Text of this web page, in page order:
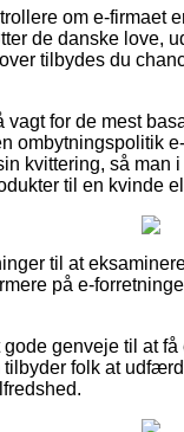
om e-firmaet
de danske love,
tilbydes du
vagt for de mest
ombytningspolitik
kvittering, så man
til en kvinde
til at
på e-
genveje til at
folk at